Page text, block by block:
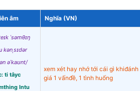
âm Nghĩa (VN)
ˈsəmθɪŋ
kənˌsɪdər
əˈkaʊnt/
ti tâyc
Intu
xem xét hay nhớ tới cái gì khiđánh
giá 1 vấnđề, 1 tình huống